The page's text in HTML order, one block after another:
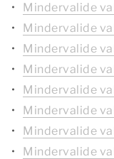
Mindervalide
Mindervalide
Mindervalide
Mindervalide
Mindervalide
Mindervalide
Mindervalide
Mindervalide